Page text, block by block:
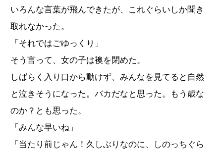
いろんな言葉が飛んできたが、これぐらいしか聞き
取れなかった。
「それではごゆっくり」
そう言って、女の子は襖を閉めた。
しばらく入り口から動けず、みんなを見てると自然
と泣きそうになった。バカだなと思った。もう歳な
のか？とも思った。
「みんな早いね」
「当たり前じゃん！久しぶりなのに、しのっちぐら